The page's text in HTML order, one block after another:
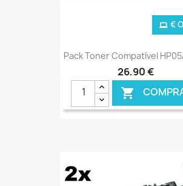
Pack Toner Compatível
26,90 €

€